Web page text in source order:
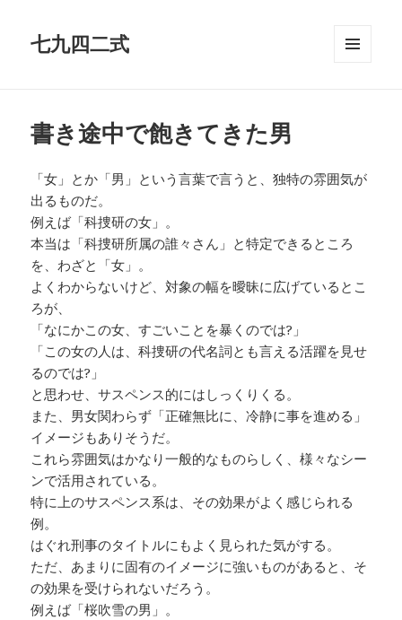
七九四二式
書き途中で飽きてきた男
「女」とか「男」という言葉で言うと、独特の雰囲気が
出るものだ。
例えば「科捜研の女」。
本当は「科捜研所属の誰々さん」と特定できるところ
を、わざと「女」。
よくわからないけど、対象の幅を曖昧に広げているとこ
ろが、
「なにかこの女、すごいことを暴くのでは?」
「この女の人は、科捜研の代名詞とも言える活躍を見せ
るのでは?」
と思わせ、サスペンス的にはしっくりくる。
また、男女関わらず「正確無比に、冷静に事を進める」
イメージもありそうだ。
これら雰囲気はかなり一般的なものらしく、様々なシー
ンで活用されている。
特に上のサスペンス系は、その効果がよく感じられる
例。
はぐれ刑事のタイトルにもよく見られた気がする。
ただ、あまりに固有のイメージに強いものがあると、そ
の効果を受けられないだろう。
例えば「桜吹雪の男」。